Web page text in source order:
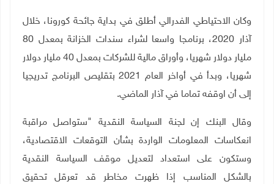
وكان الاحتياطي الفدرالي أطلق في بداية جائحة كورونا، خلال
آذار 2020، برنامجا واسعا لشراء سندات الخزانة بمعدل 80
مليار دولار شهريا، وأوراق مالية للشركات بمعدل 40 مليار دولار
شهريا، وبدأ في أواخر العام 2021 بتقليص البرنامج تدريجيا
إلى أن اوقفه تماما في آذار الماضي.
وقال البنك إن لجنة السياسة النقدية "ستواصل مراقبة
انعكاسات المعلومات الواردة بشأن التوقعات الاقتصادية،
وستكون على استعداد لتعديل موقف السياسة النقدية
بالشكل المناسب إذا ظهرت مخاطر قد تعرقل تحقيق